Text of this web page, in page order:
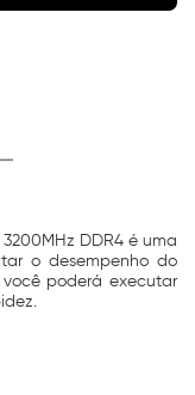
DDR4 é uma
o desempenho do
poderá executar